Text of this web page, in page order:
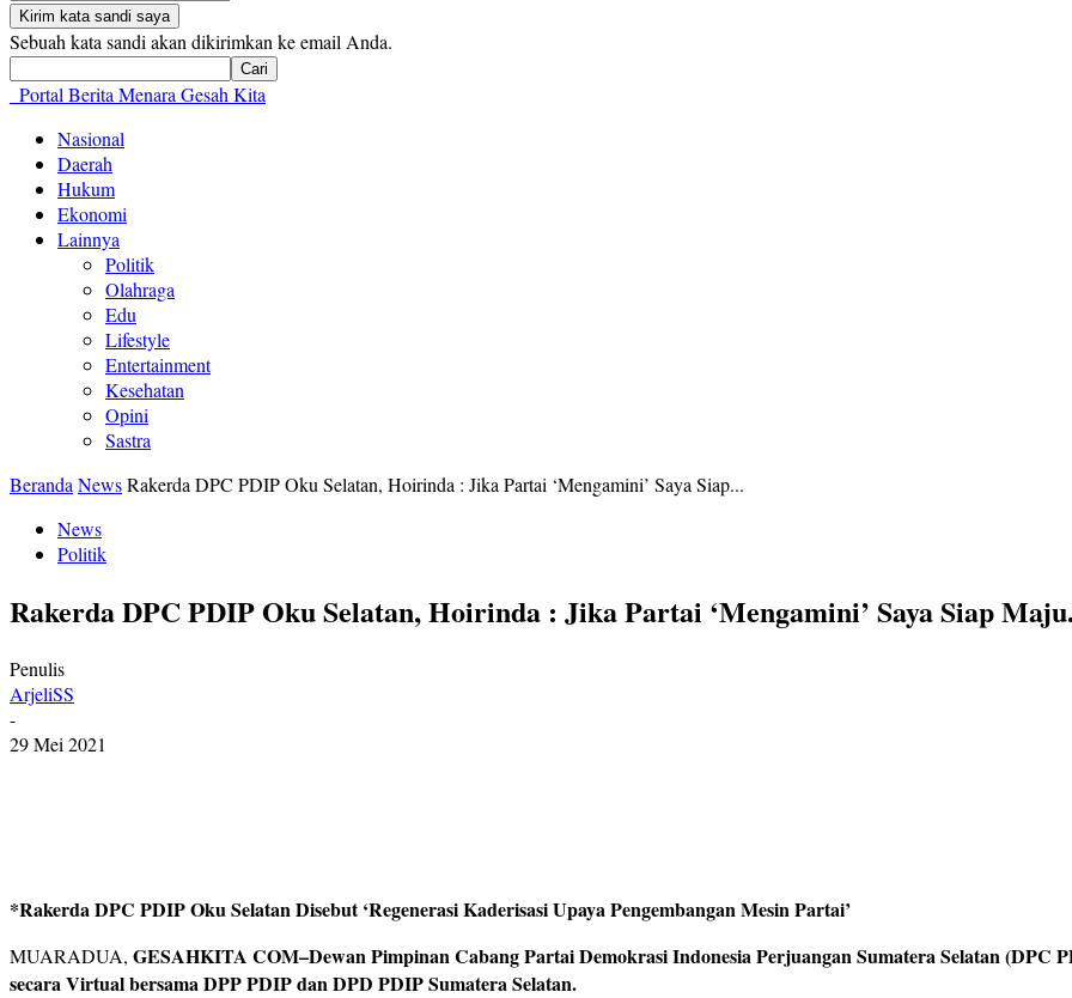
Sebuah kata sandi akan dikirimkan ke email Anda.
Portal Berita Menara Gesah Kita
Nasional
Daerah
Hukum
Ekonomi
Lainnya
Politik
Olahraga
Edu
Lifestyle
Entertainment
Kesehatan
Opini
Sastra
Beranda NewsRakerda DPC PDIP Oku Selatan, Hoirinda : Jika Partai ‘Mengamini’ Saya Siap...
News
Politik
Rakerda DPC PDIP Oku Selatan, Hoirinda : Jika Partai ‘Mengamini’ Saya Siap
Penulis
ArjeliSS
-
29 Mei 2021
*Rakerda DPC PDIP Oku Selatan Disebut ‘Regenerasi Kaderisasi Upaya Pengembangan Mesin Partai’
MUARADUA, GESAHKITA COM–Dewan Pimpinan Cabang Partai Demokrasi Indonesia Perjuangan Sumatera Selatan (DPC
secara Virtual bersama DPP PDIP dan DPD PDIP Sumatera Selatan.